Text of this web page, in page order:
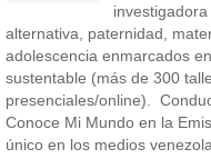
alternativa, paternidad,
adolescencia enmarcados
sustentable (más de 300
presenciales/online).
Conoce Mi Mundo en la
único en los medios